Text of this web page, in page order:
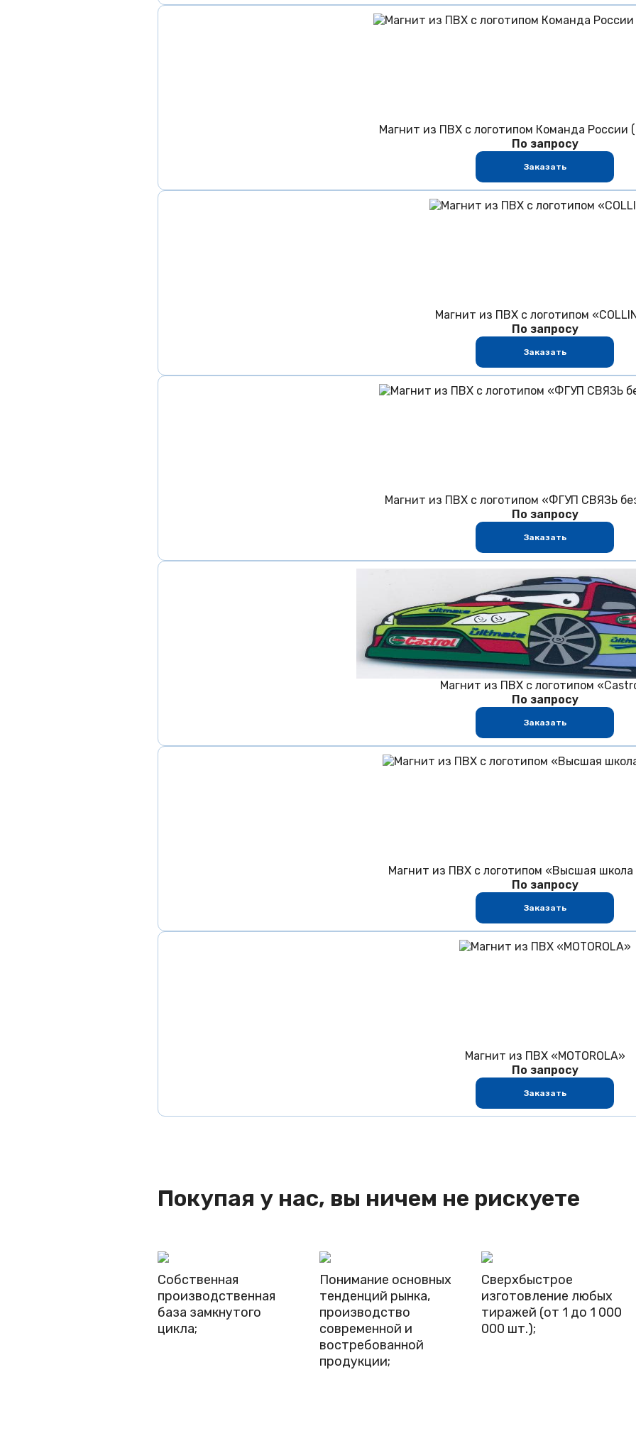
Магнит из ПВХ с логотипом Команда России
По запросу
Заказать
Магнит из ПВХ с логотипом
По запросу
Заказать
Магнит из ПВХ с логотипом «ФГУП СВЯЗЬ
По запросу
Заказать
Магнит из ПВХ с логотипом
По запросу
Заказать
Магнит из ПВХ с логотипом «Высшая школа
По запросу
Заказать
Магнит из ПВХ «MOTOROLA»
По запросу
Заказать
Покупая у нас, вы ничем не рискуете
Собственная
производственная
база замкнутого
цикла;
Понимание основных
тенденций рынка,
производство
современной и
востребованной
продукции;
Сверхбыстрое
изготовление любых
тиражей (от 1 до 1 000
000 шт.);